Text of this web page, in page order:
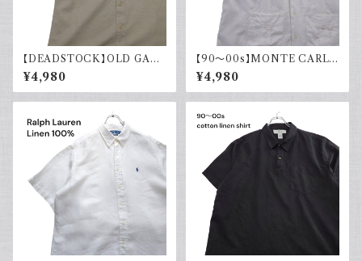
【DEADSTOCK】OLD GAP
オールドギャップ コットンリネン
シャツ 半袖 タグ付き 00s 古着
¥4,980
【90～00s】MONTE CARLO
キューバシャツ リネン レーヨン
半袖シャツ ホワイト 白 古着 オ
ープンカラー 開襟
¥4,980